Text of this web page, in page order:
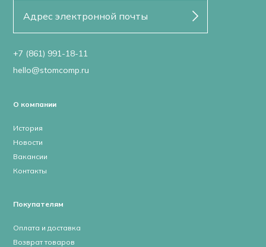
+7 (861) 991-18-11
hello@stomcomp.ru
О компании
История
Новости
Вакансии
Контакты
Покупателям
Оплата и доставка
Возврат товаров